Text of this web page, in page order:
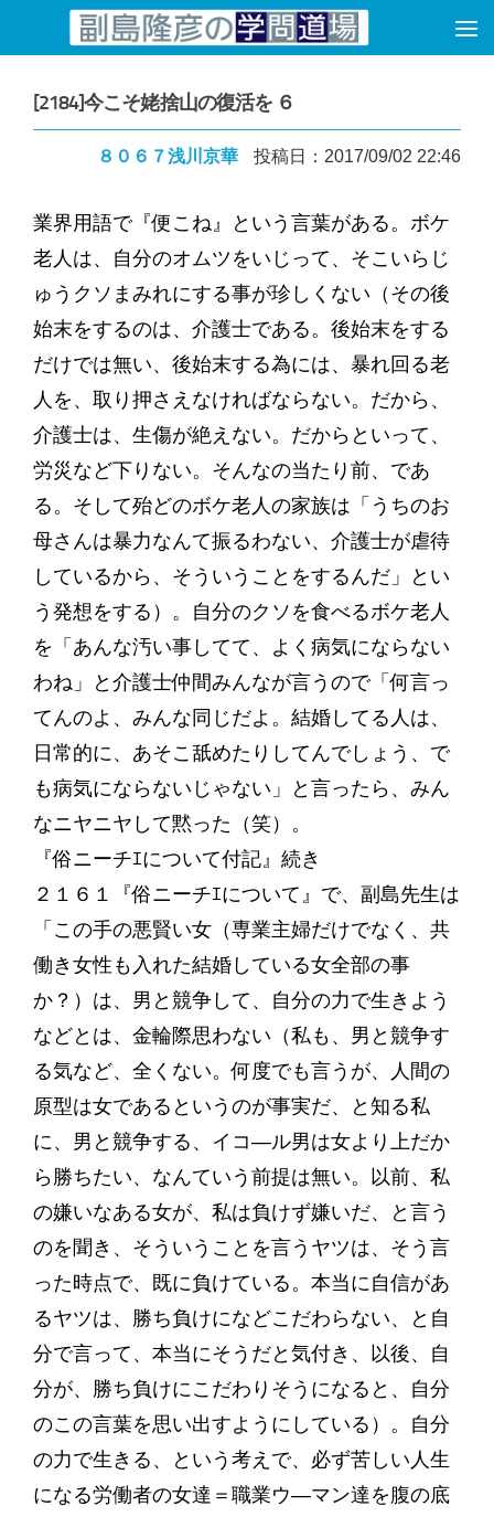
コンテンツへスキップ
[2184]今こそ姥捨山の復活を ６
８０６７浅川京華 投稿日：2017/09/02 22:46
業界用語で『便こね』という言葉がある。ボケ
老人は、自分のオムツをいじって、そこいらじ
ゅうクソまみれにする事が珍しくない（その後
始末をするのは、介護士である。後始末をする
だけでは無い、後始末する為には、暴れ回る老
人を、取り押さえなければならない。だから、
介護士は、生傷が絶えない。だからといって、
労災など下りない。そんなの当たり前、であ
る。そして殆どのボケ老人の家族は「うちのお
母さんは暴力なんて振るわない、介護士が虐待
しているから、そういうことをするんだ」とい
う発想をする）。自分のクソを食べるボケ老人
を「あんな汚い事してて、よく病気にならない
わね」と介護士仲間みんなが言うので「何言っ
てんのよ、みんな同じだよ。結婚してる人は、
日常的に、あそこ舐めたりしてんでしょう、で
も病気にならないじゃない」と言ったら、みん
なニヤニヤして黙った（笑）。
『俗ニーチｴについて付記』続き
２１６１『俗ニーチｴについて』で、副島先生は
「この手の悪賢い女（専業主婦だけでなく、共
働き女性も入れた結婚している女全部の事
か？）は、男と競争して、自分の力で生きよう
などとは、金輪際思わない（私も、男と競争す
る気など、全くない。何度でも言うが、人間の
原型は女であるというのが事実だ、と知る私
に、男と競争する、イコ―ル男は女より上だか
ら勝ちたい、なんていう前提は無い。以前、私
の嫌いなある女が、私は負けず嫌いだ、と言う
のを聞き、そういうことを言うヤツは、そう言
った時点で、既に負けている。本当に自信があ
るヤツは、勝ち負けになどこだわらない、と自
分で言って、本当にそうだと気付き、以後、自
分が、勝ち負けにこだわりそうになると、自分
のこの言葉を思い出すようにしている）。自分
の力で生きる、という考えで、必ず苦しい人生
になる労働者の女達＝職業ウ―マン達を腹の底